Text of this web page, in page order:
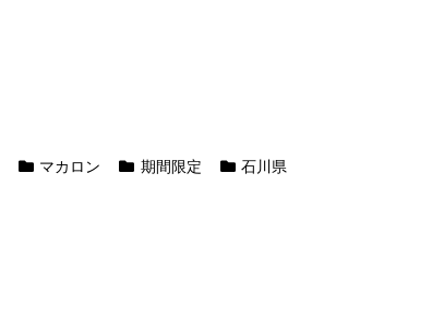
マカロン 期間限定 石川県